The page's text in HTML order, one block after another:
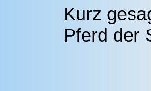
Kurz
Pferd der